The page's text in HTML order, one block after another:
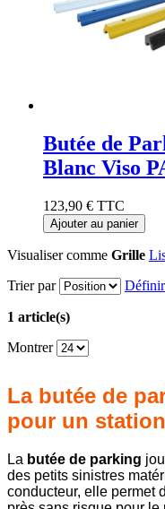
Butée de
Blanc Viso
123,90 € TTC
Ajouter au panier
Visualiser comme Grille
Trier par
1 article(s)
Montrer
La butée de
pour un
La butée de parking
des petits sinistres
conducteur, elle permet